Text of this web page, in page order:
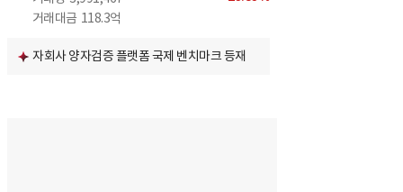
거래대금 118.3억
자회사 양자검증 플랫폼 국제 벤치마크 등재